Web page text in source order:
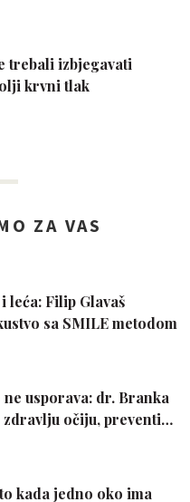
trebali izbjegavati
krvni tlak